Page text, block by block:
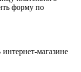
форму по
магазине